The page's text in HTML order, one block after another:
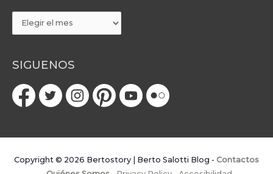
SIGUENOS
Copyright © 2026 Bertostory | Berto Salotti Blog - Contactos